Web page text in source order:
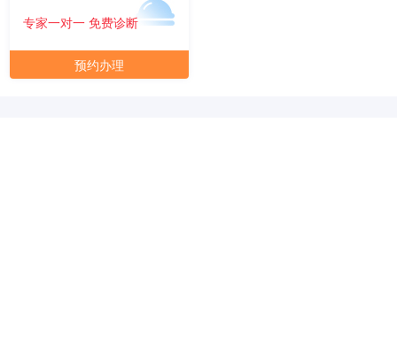
30人间
面积75㎡
专家一对一 免费诊断
预约办理